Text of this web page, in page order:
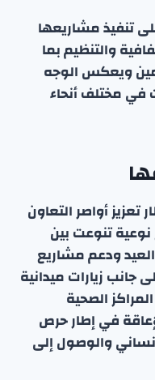
تنفيذ مشاريعها
والتنظيم بما
ويعكس الوجه
في مختلف أنحاء
أواصر التعاون
نوعية تنوعت بين
ودعم مشاريع
جانب زيارات ميدانية
الصحية
في إطار حرص
والوصول إلى